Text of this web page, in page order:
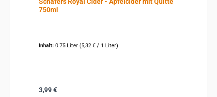
750ml
Inhalt: 0.75 Liter (5,32 € / 1 Liter)
Regulärer Preis:
3,99 €